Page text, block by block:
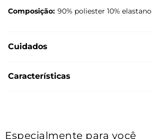
Composição: 90% poliester 10% elastano
Cuidados
Características
Especialmente para você